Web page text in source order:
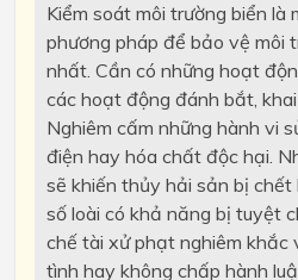
Kiểm soát môi trường biển là
phương pháp để bảo vệ môi
nhất. Cần có những hoạt
các hoạt động đánh bắt,
Nghiêm cấm những hành vi
điện hay hóa chất độc hại.
sẽ khiến thủy hải sản bị
số loài có khả năng bị tuyệt
chế tài xử phạt nghiêm khắc
tình hay không chấp hành